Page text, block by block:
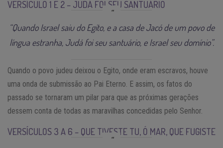
VERSÍCULO 1 E 2 – JUDÁ FOI SEU SANTUÁRIO
“Quando Israel saiu do Egito, e a casa de Jacó de um povo de
língua estranha, Judá foi seu santuário, e Israel seu domínio”.
Quando o povo judeu deixou o Egito, onde eram escravos, houve
uma onda de submissão ao Pai Eterno. E assim, os fatos do
passado se tornaram um pilar para que as próximas gerações
dessem conta de todas as maravilhas concedidas pelo Senhor.
VERSÍCULOS 3 A 6 – QUE TIVESTE TU, Ó MAR, QUE FUGISTE